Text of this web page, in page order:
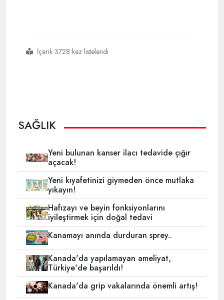
#her
#gün
#kaşık
#bal tarçın
#yerseniz
İçerik 3728 kez listelendi
SAĞLIK
Yeni bulunan kanser ilacı tedavide çığır
açacak!
Yeni kıyafetinizi giymeden önce mutlaka
yıkayın!
Hafızayı ve beyin fonksiyonlarını
iyileştirmek için doğal tedavi
Kanamayı anında durduran sprey..
Kanada'da yapılamayan ameliyat,
Türkiye'de başarıldı!
Kanada'da grip vakalarında önemli artış!